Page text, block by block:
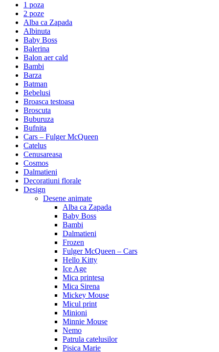
1 poza
2 poze
Alba ca Zapada
Albinuta
Baby Boss
Balerina
Balon aer cald
Bambi
Barza
Batman
Bebelusi
Broasca testoasa
Broscuta
Buburuza
Bufnita
Cars – Fulger McQueen
Catelus
Cenusareasa
Cosmos
Dalmatieni
Decoratiuni florale
Design
Desene animate
Alba ca Zapada
Baby Boss
Bambi
Dalmatieni
Frozen
Fulger McQueen – Cars
Hello Kitty
Ice Age
Mica printesa
Mica Sirena
Mickey Mouse
Micul print
Minioni
Minnie Mouse
Nemo
Patrula catelusilor
Pisica Marie